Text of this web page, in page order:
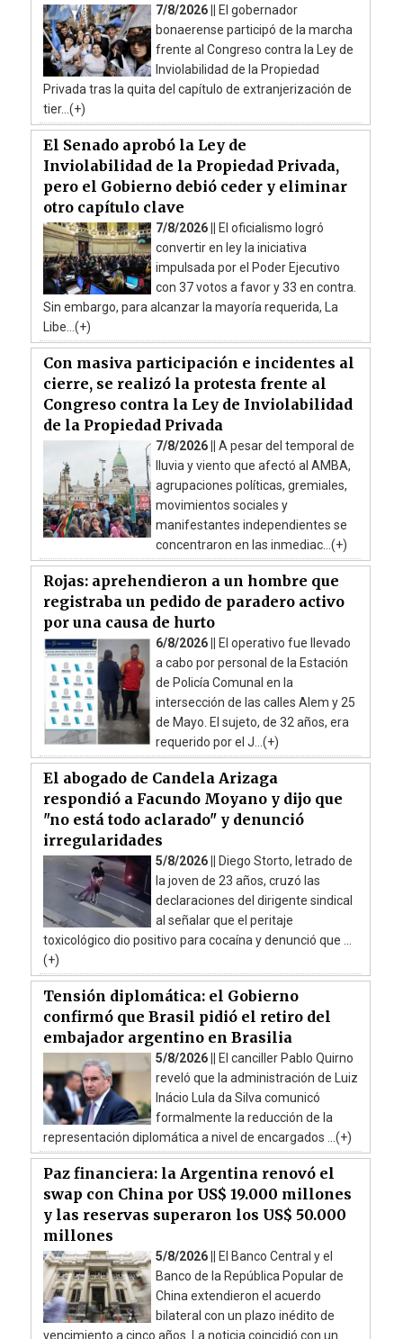
7/8/2026 ||
El gobernador
bonaerense participó de la marcha
frente al Congreso contra la Ley de
Inviolabilidad de la Propiedad
Privada tras la quita del capítulo de extranjerización de
tier...(+)
El Senado aprobó la Ley de
Inviolabilidad de la Propiedad Privada,
pero el Gobierno debió ceder y eliminar
otro capítulo clave
7/8/2026 ||
El oficialismo logró
convertir en ley la iniciativa
impulsada por el Poder Ejecutivo
con 37 votos a favor y 33 en contra.
Sin embargo, para alcanzar la mayoría requerida, La
Libe...(+)
Con masiva participación e incidentes al
cierre, se realizó la protesta frente al
Congreso contra la Ley de Inviolabilidad
de la Propiedad Privada
7/8/2026 || A pesar del temporal de
lluvia y viento que afectó al AMBA,
agrupaciones políticas, gremiales,
movimientos sociales y
manifestantes independientes se
concentraron en las inmediac...(+)
Rojas: aprehendieron a un hombre que
registraba un pedido de paradero activo
por una causa de hurto
6/8/2026 ||
El operativo fue llevado
a cabo por personal de la Estación
de Policía Comunal en la
intersección de las calles Alem y 25
de Mayo. El sujeto, de 32 años, era
requerido por el J...(+)
El abogado de Candela Arizaga
respondió a Facundo Moyano y dijo que
"no está todo aclarado" y denunció
irregularidades
5/8/2026 ||
Diego Storto, letrado de
la joven de 23 años, cruzó las
declaraciones del dirigente sindical
al señalar que el peritaje
toxicológico dio positivo para cocaína y denunció que ...
(+)
Tensión diplomática: el Gobierno
confirmó que Brasil pidió el retiro del
embajador argentino en Brasilia
5/8/2026 ||
El canciller Pablo Quirno
reveló que la administración de Luiz
Inácio Lula da Silva comunicó
formalmente la reducción de la
representación diplomática a nivel de encargados ...(+)
Paz financiera: la Argentina renovó el
swap con China por US$ 19.000 millones
y las reservas superaron los US$ 50.000
millones
5/8/2026 ||
El Banco Central y el
Banco de la República Popular de
China extendieron el acuerdo
bilateral con un plazo inédito de
vencimiento a cinco años. La noticia coincidió con un